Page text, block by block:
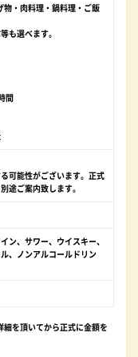
・肉料理・鍋料理・ご飯
も選べます。
間
可能性がございます。正式
途ご案内致します。
ン、サワー、ウイスキー、
、ノンアルコールドリン
を頂いてから正式に金額を